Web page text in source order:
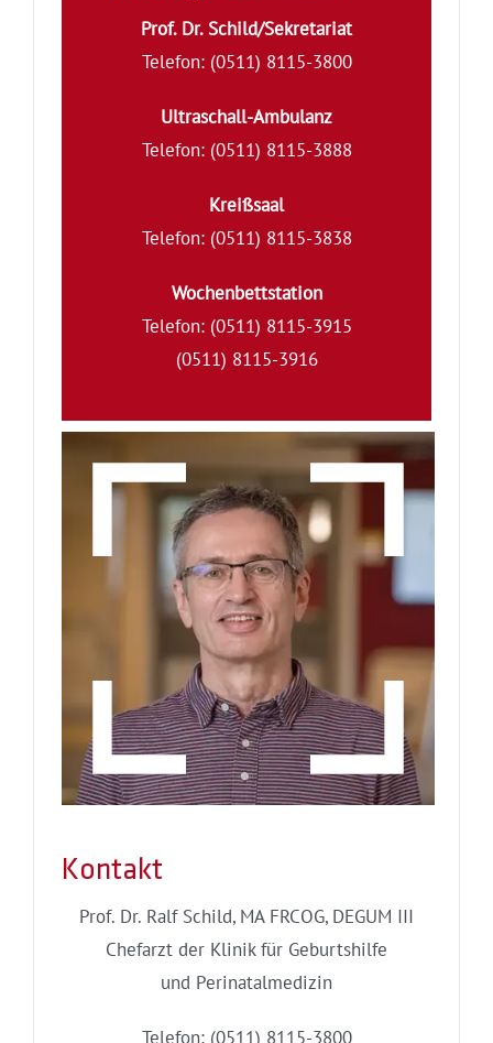
Prof. Dr. Schild/Sekretariat
Telefon: (0511) 8115-3800
Ultraschall-Ambulanz
Telefon: (0511) 8115-3888
Kreißsaal
Telefon: (0511) 8115-3838
Wochenbettstation
Telefon: (0511) 8115-3915
(0511) 8115-3916
Kontakt
Prof. Dr. Ralf Schild, MA FRCOG, DEGUM III
Chefarzt der Klinik für Geburtshilfe
und Perinatalmedizin
Telefon: (0511) 8115-3800